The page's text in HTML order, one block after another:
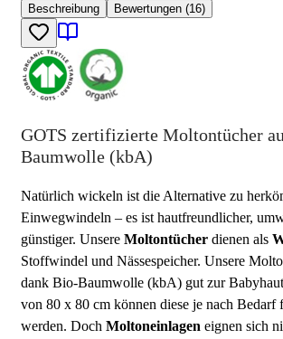
Beschreibung
Bewertungen (16)
GOTS zertifizierte Moltontücher
Baumwolle (kbA)
Natürlich wickeln ist die Alternative zu
Einwegwindeln – es ist hautfreundlicher,
günstiger. Unsere Moltontücher dienen als
Stoffwindel und Nässespeicher. Unsere
dank Bio-Baumwolle (kbA) gut zur
von 80 x 80 cm können diese je nach Bedarf
werden. Doch Moltoneinlagen eignen sich